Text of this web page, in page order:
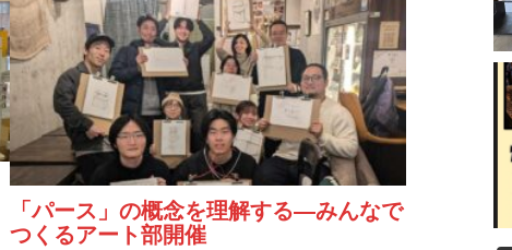
「パース」の概念を理解する―みんなで
つくるアート部開催